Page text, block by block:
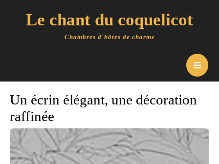
Le chant du coquelicot
Chambres d'hôtes de charme
Un écrin élégant, une décoration
raffinée